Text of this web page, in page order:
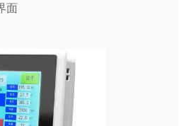
面